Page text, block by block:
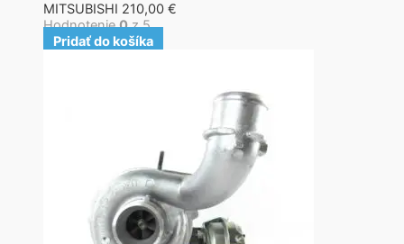
MITSUBISHI 210,00 €
Hodnotenie0z 5
Pridať do košíka